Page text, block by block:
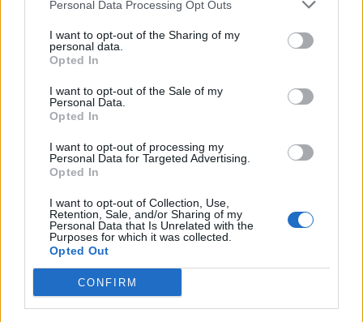
Personal Data Processing Opt Outs
I want to opt-out of the Sharing of my
personal data.
Opted In
I want to opt-out of the Sale of my
Personal Data.
Opted In
I want to opt-out of processing my
Personal Data for Targeted Advertising.
Opted In
I want to opt-out of Collection, Use,
Retention, Sale, and/or Sharing of my
Personal Data that Is Unrelated with the
Purposes for which it was collected.
Opted Out
CONFIRM
απόδειξη της μοναδικής ικανότητάς του να
χαρτογραφεί την εμπειρία των Μαύρων. Είναι
απόλυτη τιμή να προσφέρουμε το El Gran
Espectaculo ως το κεντρικό κομμάτι των
δημοπρασιών αυτή την άνοιξη στη Νέα Υόρκη.»
Πηγή: Christie, ΑΠΕ-ΜΠΕ
Ακολουθήστε το OLAFAQ